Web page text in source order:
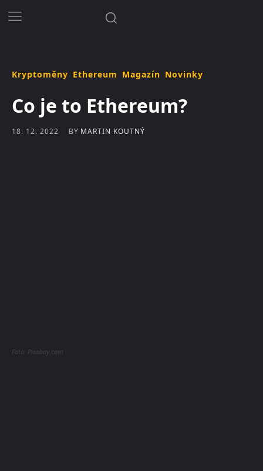
Kryptoměny Ethereum Magazín Novinky
Co je to Ethereum?
18. 12. 2022 BY MARTIN KOUTNÝ
Foto: Pixabay.com